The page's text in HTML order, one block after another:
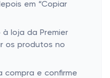
em “Copiar
loja da Premier
os produtos no
compra e confirme